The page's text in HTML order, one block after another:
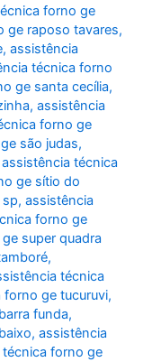
forno ge
ge raposo tavares,
,assistência
técnica forno
ge santa cecília,
,assistência
forno ge
são judas,
assistência técnica
ge sítio do
,assistência
forno ge
super quadra
,
técnica
forno ge tucuruvi,
funda,
,assistência
forno ge